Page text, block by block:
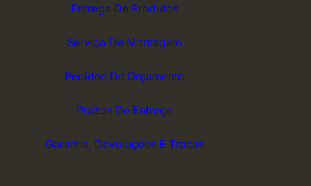
Entrega De Produtos
Serviço De Montagem
Pedidos De Orçamento
Prazos De Entrega
Garantia, Devoluções E Trocas